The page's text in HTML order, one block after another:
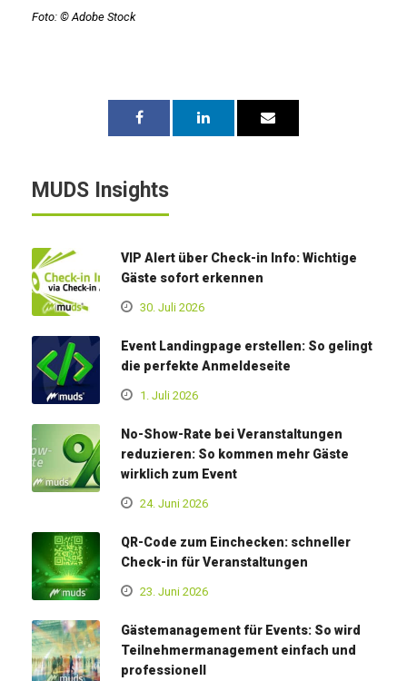
Foto: © Adobe Stock
MUDS Insights
VIP Alert über Check-in Info: Wichtige
Gäste sofort erkennen
30. Juli 2026
Event Landingpage erstellen: So gelingt
die perfekte Anmeldeseite
1. Juli 2026
No-Show-Rate bei Veranstaltungen
reduzieren: So kommen mehr Gäste
wirklich zum Event
24. Juni 2026
QR-Code zum Einchecken: schneller
Check-in für Veranstaltungen
23. Juni 2026
Gästemanagement für Events: So wird
Teilnehmermanagement einfach und
professionell